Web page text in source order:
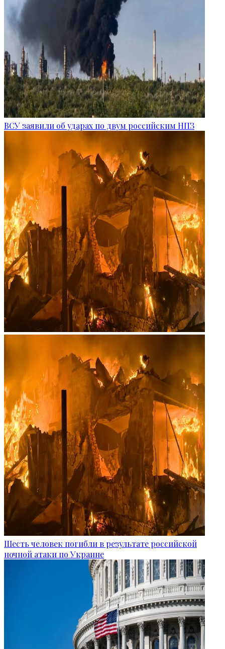
ВСУ заявили об ударах по двум российским НПЗ
Шесть человек погибли в результате российской
ночной атаки по Украине